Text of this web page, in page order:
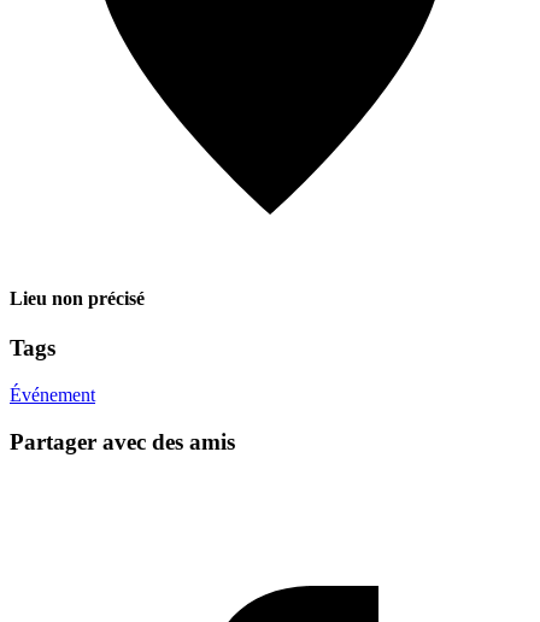
Lieu non précisé
Tags
Événement
Partager avec des amis